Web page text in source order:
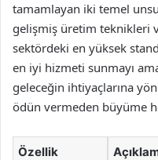
tamamlayan iki temel
gelişmiş üretim teknikleri
sektördeki en yüksek
en iyi hizmeti sunmayı
geleceğin ihtiyaçlarına
ödün vermeden büyüme
Özellik